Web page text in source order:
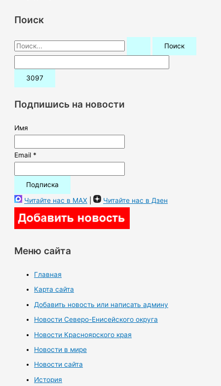
Поиск
П
о
и
:Подпишись на новости
Имя
Email *
Читайте нас в MAX | Читайте нас в Дзен
Меню сайта
Главная
Карта сайта
Добавить новость или написать админу
Новости Северо-Енисейского округа
Новости Красноярского края
Новости в мире
Новости сайта
История